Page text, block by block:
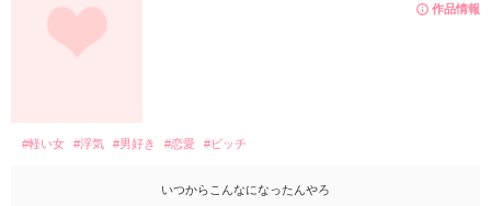
作品情報
#軽い女 #浮気 #男好き #恋愛 #ビッチ
いつからこんなになったんやろ